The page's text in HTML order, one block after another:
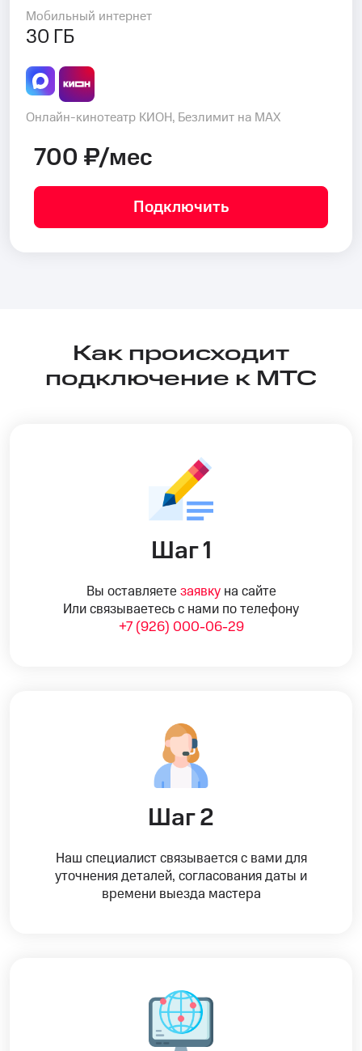
Мобильный интернет
30 ГБ
Онлайн-кинотеатр КИОН, Безлимит на MAX
700 ₽/мес
Подключить
Как происходит
подключение к МТС
Шаг 1
Вы оставляете заявкуна сайте
Или связываетесь с нами по телефону
+7 (926) 000-06-29
Шаг 2
Наш специалист связывается с вами для
уточнения деталей, согласования даты и
времени выезда мастера